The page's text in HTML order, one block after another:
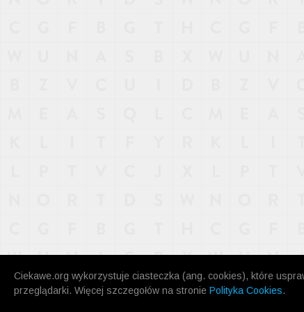
Ciekawe.org wykorzystuje ciasteczka (ang. cookies), które
przeglądarki. Więcej szczegołów na stronie Polityka Cookies.
KONTAKT